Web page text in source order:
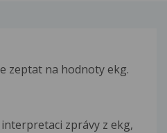
zeptat na hodnoty ekg.
zprávy z ekg,